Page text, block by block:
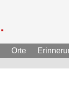
Orte